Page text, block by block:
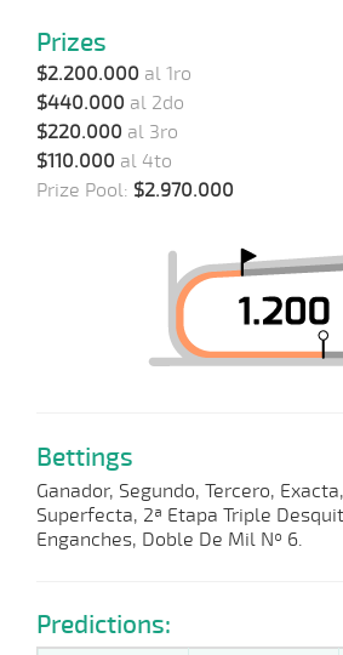
Prizes
$2.200.000 al 1ro
$440.000 al 2do
$220.000 al 3ro
$110.000 al 4to
Prize Pool: $2.970.000
Bettings
Ganador, Segundo, Tercero,
Superfecta, 2ª Etapa Triple
Enganches, Doble De Mil Nº 6.
Predictions: